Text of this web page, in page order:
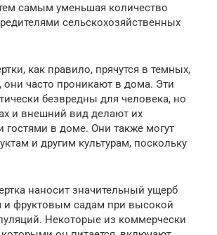
самым уменьшая количество
сельскохозяйственных
как правило, прячутся в темных,
они часто проникают в дома. Эти
безвредны для человека, но
и внешний вид делают их
гостями в доме. Они также могут
и другим культурам, поскольку
наносит значительный ущерб
и фруктовым садам при высокой
Некоторые из коммерчески